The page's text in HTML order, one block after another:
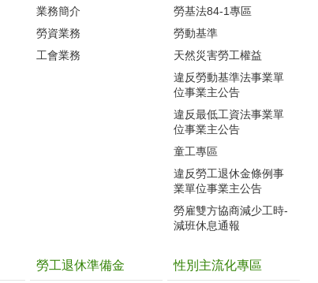
業務簡介
勞資業務
工會業務
勞基法84-1專區
勞動基準
天然災害勞工權益
違反勞動基準法事業單
位事業主公告
違反最低工資法事業單
位事業主公告
童工專區
違反勞工退休金條例事
業單位事業主公告
勞雇雙方協商減少工時-
減班休息通報
勞工退休準備金 性別主流化專區